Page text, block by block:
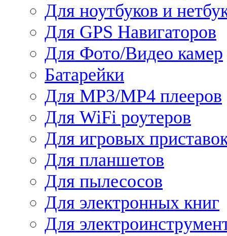
Для ноутбуков и
Для GPS Навигаторов
Для Фото/Видео камер
Батарейки
Для MP3/MP4 плееров
Для WiFi роутеров
Для игровых
Для планшетов
Для пылесосов
Для электронных книг
Для